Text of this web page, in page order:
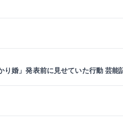
り婚」発表前に見せていた行動 芸能